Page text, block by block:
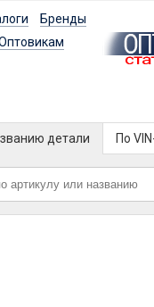
Бренды
детали По